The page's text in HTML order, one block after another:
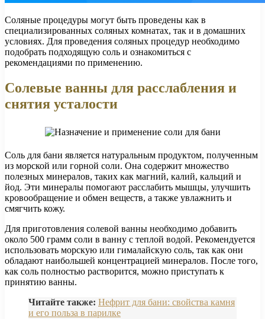
Соляные процедуры могут быть проведены как в
специализированных соляных комнатах, так и в домашних
условиях. Для проведения соляных процедур необходимо
подобрать подходящую соль и ознакомиться с
рекомендациями по применению.
Солевые ванны для расслабления и
снятия усталости
Соль для бани является натуральным продуктом, полученным
из морской или горной соли. Она содержит множество
полезных минералов, таких как магний, калий, кальций и
йод. Эти минералы помогают расслабить мышцы, улучшить
кровообращение и обмен веществ, а также увлажнить и
смягчить кожу.
Для приготовления солевой ванны необходимо добавить
около 500 грамм соли в ванну с теплой водой. Рекомендуется
использовать морскую или гималайскую соль, так как они
обладают наибольшей концентрацией минералов. После того,
как соль полностью растворится, можно приступать к
принятию ванны.
Читайте также: Нефрит для бани: свойства камня
и его польза в парилке